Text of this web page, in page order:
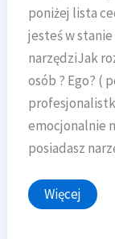
poniżej lista
jesteś w
narzędziJak
osób ? Ego? (
emocjonalnie
posiadasz
Narcyzm
(
Więcej